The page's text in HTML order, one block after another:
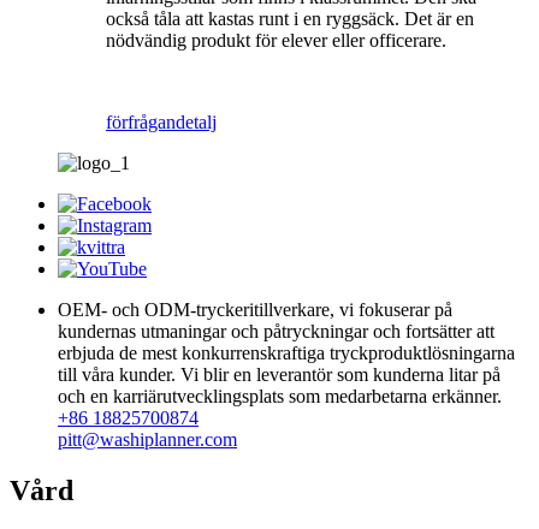
också tåla att kastas runt i en ryggsäck. Det är en
nödvändig produkt för elever eller officerare.
förfrågandetalj
OEM- och ODM-tryckeritillverkare, vi fokuserar på
kundernas utmaningar och påtryckningar och fortsätter att
erbjuda de mest konkurrenskraftiga tryckproduktlösningarna
till våra kunder. Vi blir en leverantör som kunderna litar på
och en karriärutvecklingsplats som medarbetarna erkänner.
+86 18825700874
pitt@washiplanner.com
Vård